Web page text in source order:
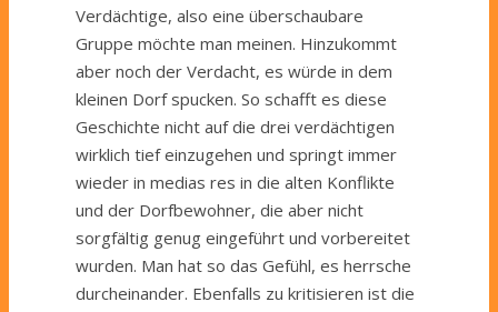
Verdächtige, also eine überschaubare
Gruppe möchte man meinen. Hinzukommt
aber noch der Verdacht, es würde in dem
kleinen Dorf spucken. So schafft es diese
Geschichte nicht auf die drei verdächtigen
wirklich tief einzugehen und springt immer
wieder in medias res in die alten Konflikte
und der Dorfbewohner, die aber nicht
sorgfältig genug eingeführt und vorbereitet
wurden. Man hat so das Gefühl, es herrsche
durcheinander. Ebenfalls zu kritisieren ist die